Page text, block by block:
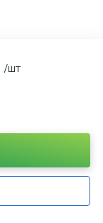
/шт